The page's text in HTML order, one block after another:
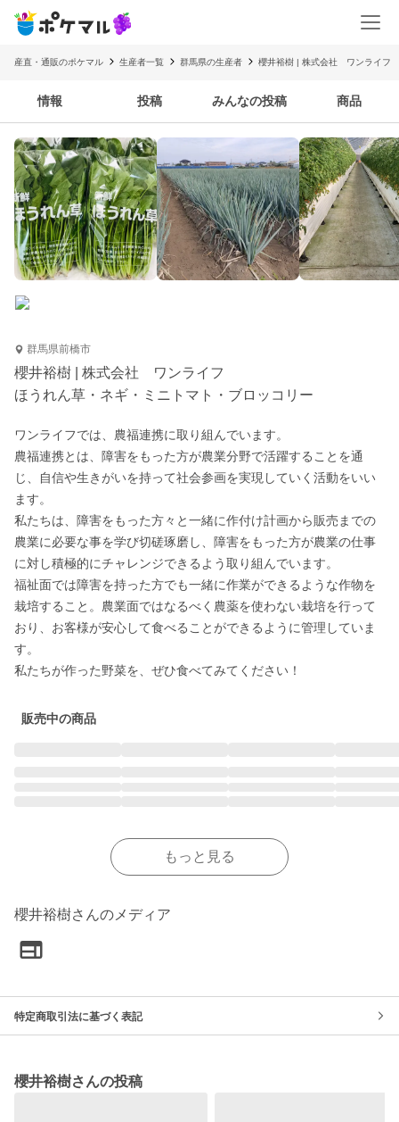
産直・通販のポケマル 生産者一覧 群馬県の生産者 櫻井裕樹 | 株式会社 ワンライフ
情報 投稿 みんなの投稿 商品
群馬県前橋市
櫻井裕樹 | 株式会社 ワンライフ
ほうれん草・ネギ・ミニトマト・ブロッコリー
ワンライフでは、農福連携に取り組んでいます。
農福連携とは、障害をもった方が農業分野で活躍することを通
じ、自信や生きがいを持って社会参画を実現していく活動をいい
ます。
私たちは、障害をもった方々と一緒に作付け計画から販売までの
農業に必要な事を学び切磋琢磨し、障害をもった方が農業の仕事
に対し積極的にチャレンジできるよう取り組んでいます。
福祉面では障害を持った方でも一緒に作業ができるような作物を
栽培すること。農業面ではなるべく農薬を使わない栽培を行って
おり、お客様が安心して食べることができるように管理していま
す。
販売中の商品
もっと見る
櫻井裕樹さんのメディア
特定商取引法に基づく表記
櫻井裕樹さんの投稿